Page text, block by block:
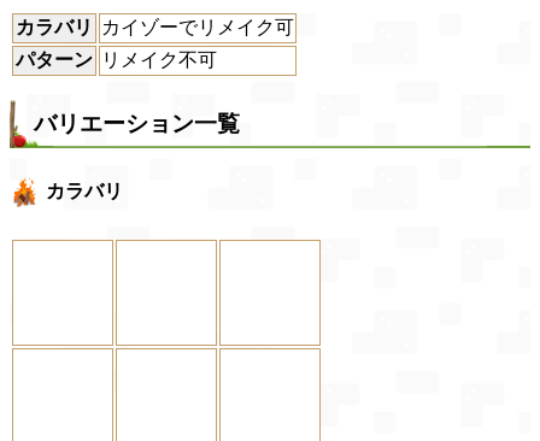
カラバリ
カイゾーでリメイク可
パターン リメイク不可
バリエーション一覧
カラバリ